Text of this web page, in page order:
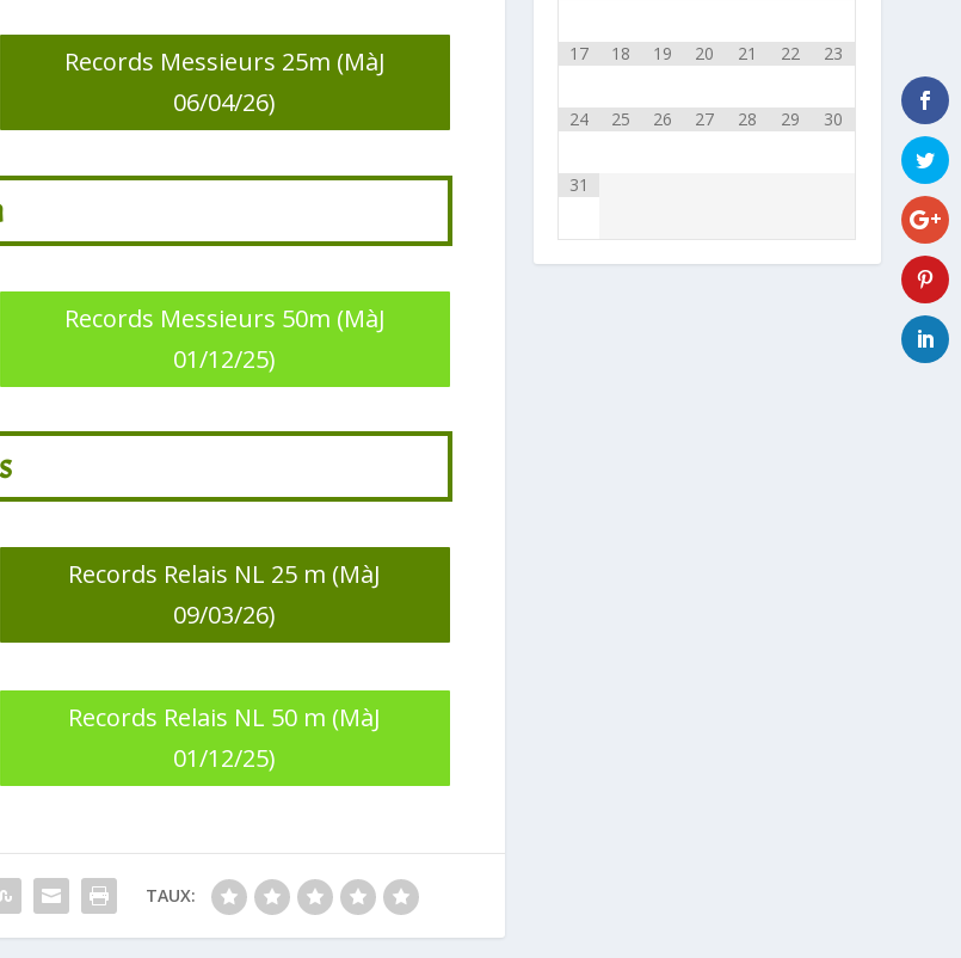
Records Messieurs 25m (MàJ
06/04/26)
Records Messieurs 50m (MàJ
01/12/25)
Records Relais NL 25 m (MàJ
09/03/26)
Records Relais NL 50 m (MàJ
01/12/25)
TAUX:
17 18 19 20 21 22 23
24 25 26 27 28 29 30
31